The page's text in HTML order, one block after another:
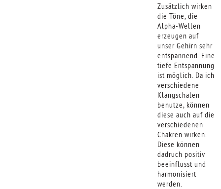
Zusätzlich wirken
die Töne, die
Alpha-Wellen
erzeugen auf
unser Gehirn sehr
entspannend. Eine
tiefe Entspannung
ist möglich. Da ich
verschiedene
Klangschalen
benutze, können
diese auch auf die
verschiedenen
Chakren wirken.
Diese können
dadruch positiv
beeinflusst und
harmonisiert
werden.